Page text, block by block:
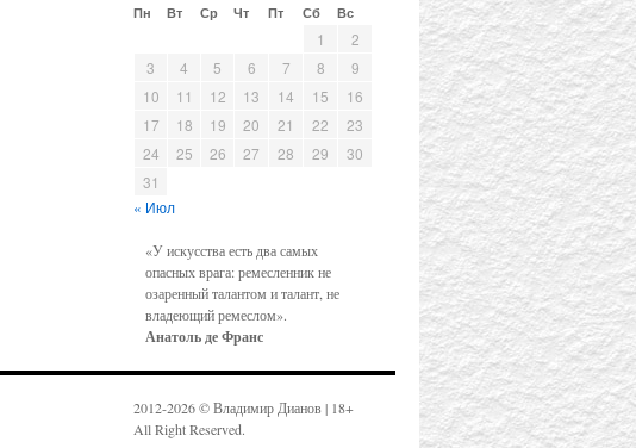
Пн Вт Ср Чт Пт Сб Вс
« Июл
1
2
3
4 5 6 7 8
9
10
11 12 13 14 15
16
17
18 19 20 21 22
23
24
25 26 27 28 29
30
31
«У искусства есть два самых
опасных врага: ремесленник не
озаренный талантом и талант, не
владеющий ремеслом».
Анатоль де Франс
2012-2026 © Владимир Дианов | 18+
All Right Reserved.